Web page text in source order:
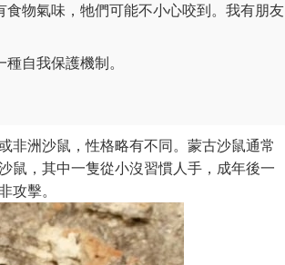
食物氣味，牠們可能不小心咬到。我有朋友
自我保護機制。
非洲沙鼠，性格略有不同。蒙古沙鼠通常
鼠，其中一隻從小沒習慣人手，成年後一
攻擊。